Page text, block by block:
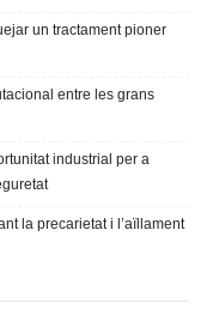
un tractament pioner
entre les grans
industrial per a
la precarietat i l’aïllament